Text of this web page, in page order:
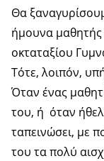
Θα
ήμουνα μαθητής
οκταταξίου
Τότε, λοιπόν,
Όταν ένας
του, ή όταν
ταπεινώσει, με
του τα πολύ